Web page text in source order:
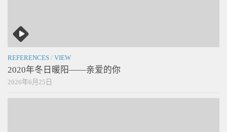
REFERENCES / VIEW
2020年冬日暖阳——亲爱的你
2026年6月25日